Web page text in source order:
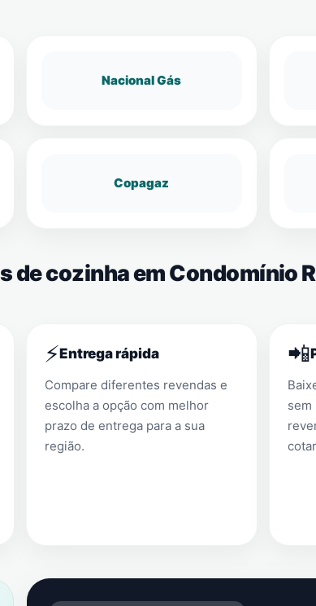
Nacional Gás
Copagaz
de cozinha em Condomínio
⚡Entrega rápida
Compare diferentes revendas e
escolha a opção com melhor
prazo de entrega para a sua
região.
📲
sem